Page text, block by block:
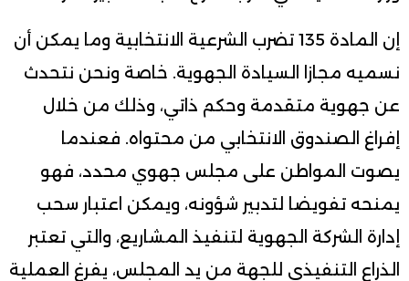
إن المادة 135 تضرب الشرعية الانتخابية وما يمكن أن
نسميه مجازا السيادة الجهوية. خاصة ونحن نتحدث
عن جهوية متقدمة وحكم ذاتي، وذلك من خلال
إفراغ الصندوق الانتخابي من محتواه. فعندما
يصوت المواطن على مجلس جهوي محدد، فهو
يمنحه تفويضا لتدبير شؤونه، ويمكن اعتبار سحب
إدارة الشركة الجهوية لتنفيذ المشاريع، والتي تعتبر
الذراع التنفيذي للجهة من يد المجلس، يفرغ العملية